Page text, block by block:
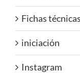
Fichas técnicas
iniciación
Instagram